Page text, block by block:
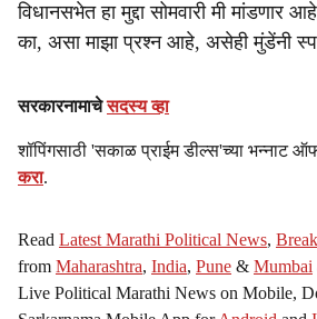
विधानसभेत हा मुद्दा सोमवारी मी मांडणार
का, असा माझा प्रश्न आहे, असेही मुंडेंनी
सरकारनामाचेसदस्य व्हा
शॉपिंगसाठी 'सकाळ प्राईम डील्स'च्या भन्नाट
करा.
Read Latest Marathi Political News,
from Maharashtra, India, Pune & Mumbai
Live Political Marathi News on Mobile,